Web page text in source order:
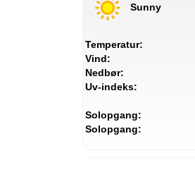
Sunny
Temperatur:
Vind:
Nedbør:
Uv-indeks:
Solopgang:
Solopgang: